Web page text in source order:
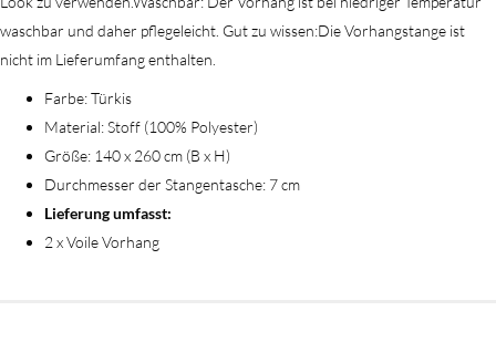
waschbar und daher pflegeleicht. Gut zu wissen:Die Vorhangstange ist
nicht im Lieferumfang enthalten.
Farbe: Türkis
Material: Stoff (100% Polyester)
Größe: 140 x 260 cm (B x H)
Durchmesser der Stangentasche: 7 cm
Lieferung umfasst:
2 x Voile Vorhang